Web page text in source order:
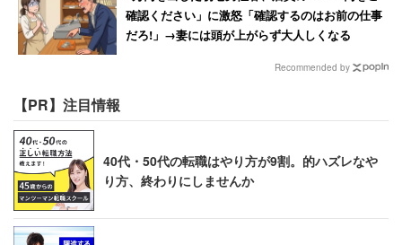
確認ください」に激怒「確認するのはお前の仕事
だろ!」→妻には頭が上がらず大人しくなる
Recommended by
【PR】注目情報
40代・50代の転職はやり方が9割。的ハズレなや
り方、終わりにしませんか